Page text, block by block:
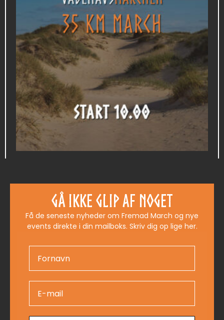
395,00kr.
Læs mere
Gå ikke glip af noget
Få de seneste nyheder om Fremad March og nye
events direkte i din mailboks. Skriv dig op lige her.